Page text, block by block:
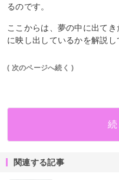
るのです。
ここからは、夢の中に出て
に映し出しているかを解説し
( 次のページへ続く )
続
関連する記事